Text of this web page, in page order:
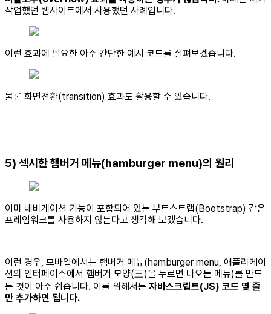
작업했던 웹사이트에서 사용했던 사례입니다.
이런 효과에 필요한 아주 간단한 예시 코드를 살펴보겠습니다.
물론 화면전환(transition) 효과도 활용할 수 있습니다.
5) 섹시한 햄버거 메뉴(hamburger menu)의 원리
이미 내비게이션 기능이 포함되어 있는 부트스트랩(Bootstrap) 같은
프레임워크를 사용하지 않는다고 생각해 보겠습니다.
이런 경우, 모바일에서는 햄버거 메뉴(hamburger menu, 애플리케이
션의 인터페이스에서 햄버거 모양(三)을 누르면 나오는 메뉴)를 만드
는 것이 아주 쉽습니다. 이를 위해서는 자바스크립트(JS) 코드 몇 줄
만 추가하면 됩니다.